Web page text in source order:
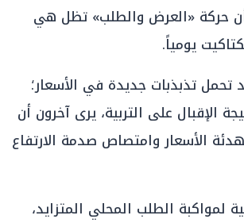
حركة «العرض والطلب» تظل هي
يومياً.
تحمل تذبذبات جديدة في الأسعار؛
الإقبال على التربية، يرى آخرون أن
الأسعار وامتصاص صدمة الارتفاع
لمواكبة الطلب المحلي المتزايد،